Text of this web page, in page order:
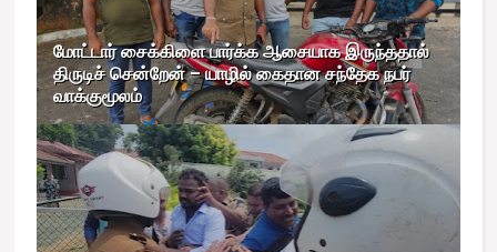
மோட்டார் சைக்கிளை பார்க்க ஆசையாக இருந்ததால்
திருடிச் சென்றேன் – யாழில் கைதான சந்தேக நபர்
வாக்குமூலம்